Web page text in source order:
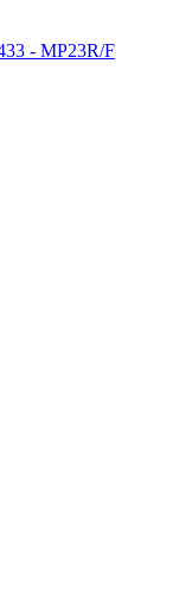
- MP23R/F